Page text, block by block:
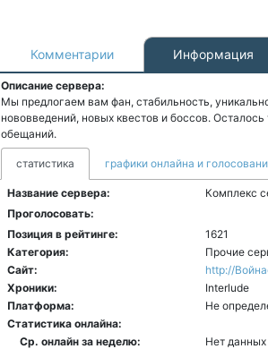
Комментарии Информация
Описание сервера:
Мы предлогаем вам фан, стабильность,
нововведений, новых квестов и боссов.
обещаний.
статистика графики онлайна и
Название сервера:
Комплекс
Проголосовать:
Позиция в рейтинге:
1621
Категория:
Прочие
Сайт:
http://
Хроники:
Interlude
Платформа:
Не
Статистика онлайна:
Ср. онлайн за неделю:
Нет данных